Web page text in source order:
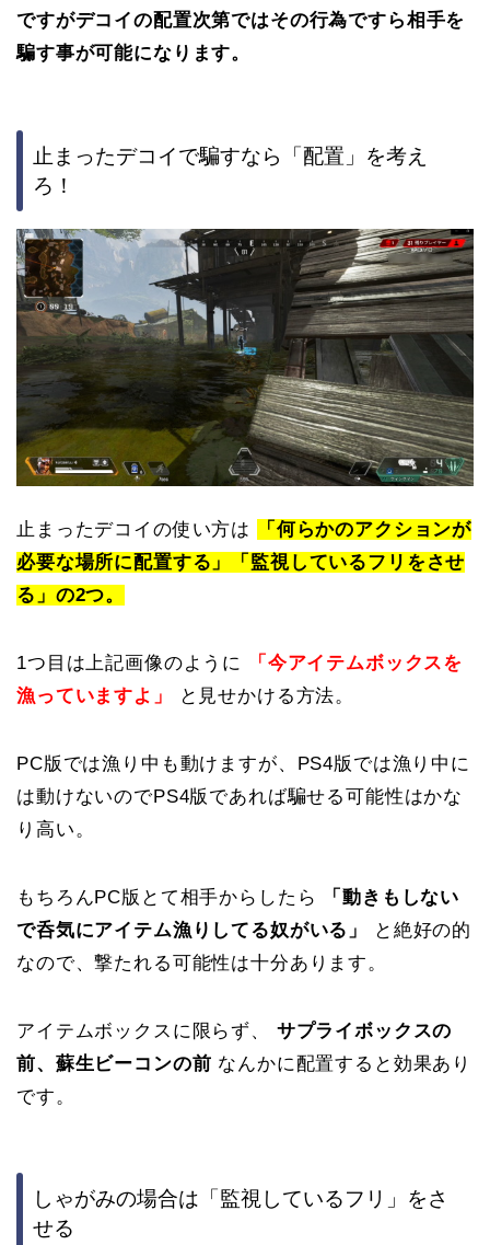
ですがデコイの配置次第ではその行為ですら相手を
騙す事が可能になります。
止まったデコイで騙すなら「配置」を考え
ろ！
止まったデコイの使い方は
「何らかのアクションが
必要な場所に配置する」「監視しているフリをさせ
る」の2つ。
1つ目は上記画像のように
「今アイテムボックスを
漁っていますよ」
と見せかける方法。
PC版では漁り中も動けますが、PS4版では漁り中に
は動けないのでPS4版であれば騙せる可能性はかな
り高い。
もちろんPC版とて相手からしたら
「動きもしない
で呑気にアイテム漁りしてる奴がいる」
と絶好の的
なので、撃たれる可能性は十分あります。
アイテムボックスに限らず、 サプライボックスの
前、蘇生ビーコンの前 なんかに配置すると効果あり
です。
しゃがみの場合は「監視しているフリ」をさ
せる